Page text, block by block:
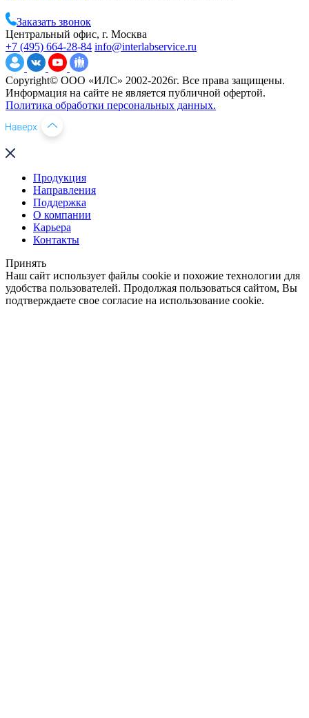
Заказать звонок
Центральный офис, г. Москва
+7 (495) 664-28-84 info@interlabservice.ru
Copyright© ООО «ИЛС» 2002-2026г. Все права защищены.
Информация на сайте не является публичной офертой.
Политика обработки персональных данных.
Продукция
Направления
Поддержка
О компании
Карьера
Контакты
Принять
Наш сайт использует файлы cookie и похожие технологии для
удобства пользователей. Продолжая пользоваться сайтом, Вы
подтверждаете свое согласие на использование cookie.